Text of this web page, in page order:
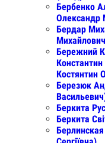
Бербенко
Олександр
Бердар
Бережний
Костянтин
Березюк
Беркита
Беркита